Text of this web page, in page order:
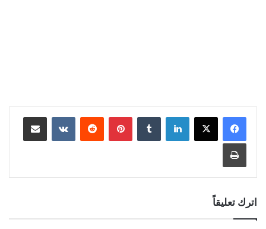
لينكدإن بينتيريست مشاركة عبر البريد
طباعة
اترك تعليقاً